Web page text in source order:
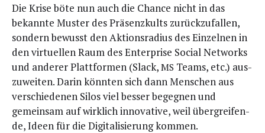
Die Kri­se böte nun auch die Chan­ce nicht in das
bekann­te Mus­ter des Prä­senz­kults zurück­zu­fal­len,
son­dern bewusst den Akti­ons­ra­di­us des Ein­zel­nen in
den vir­tu­el­len Raum des Enter­pri­se Social Net­works
und ande­rer Platt­for­men (Slack, MS Teams, etc.) aus­
zu­wei­ten. Dar­in könn­ten sich dann Men­schen aus
ver­schie­de­nen Silos viel bes­ser begeg­nen und
gemein­sam auf wirk­lich inno­va­ti­ve, weil über­grei­fen­
de, Ideen für die Digi­ta­li­sie­rung kommen.